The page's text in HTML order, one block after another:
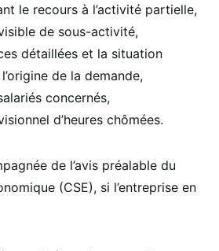
le recours à l’activité partielle,
de sous-activité,
détaillées et la situation
de la demande,
concernés,
d’heures chômées.
de l’avis préalable du
(CSE), si l’entreprise en